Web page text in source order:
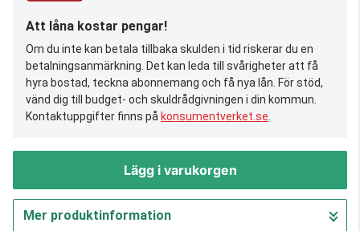
Att låna kostar pengar!
Om du inte kan betala tillbaka skulden i tid riskerar du en
betalningsanmärkning. Det kan leda till svårigheter att få
hyra bostad, teckna abonnemang och få nya lån. För stöd,
vänd dig till budget- och skuldrådgivningen i din kommun.
Kontaktuppgifter finns på konsumentverket.se.
Lägg i varukorgen
Gå till kassan
Mer produktinformation